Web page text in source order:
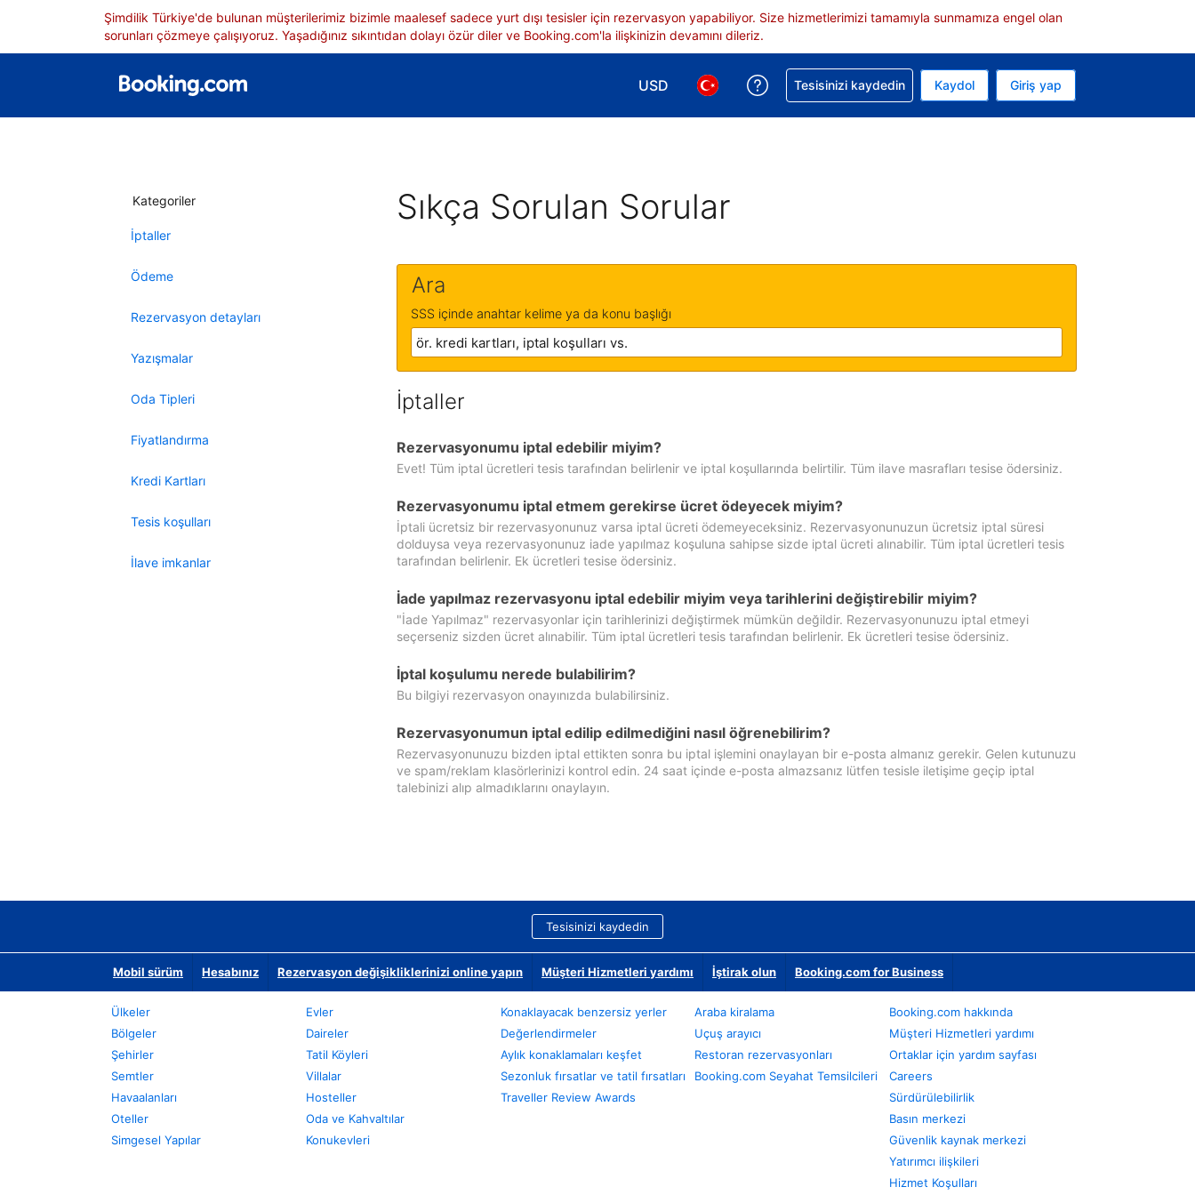
Şimdilik Türkiye'de bulunan müşterilerimiz bizimle maalesef sadece yurt dışı tesisler için rezervasyon yapabiliyor. Size hizmetlerimizi tamamıyla sunmamıza engel olan
sorunları çözmeye çalışıyoruz. Yaşadığınız sıkıntıdan dolayı özür diler ve Booking.com'la ilişkinizin devamını dileriz.
USD
Para birimi seçimi yap. Mevcut para biriminiz ABD doları
Dil seçimi yap. Mevcut diliniz Türkçe
Rezervasyonunuzla ilgili yardım alın
Tesisinizi kaydedin Kaydol Giriş yap
Kategoriler
İptaller
Ödeme
Rezervasyon detayları
Yazışmalar
Oda Tipleri
Fiyatlandırma
Kredi Kartları
Tesis koşulları
İlave imkanlar
Sıkça Sorulan Sorular
Ara
SSS içinde anahtar kelime ya da konu başlığı
İptaller
Rezervasyonumu iptal edebilir miyim?
Evet! Tüm iptal ücretleri tesis tarafından belirlenir ve iptal koşullarında belirtilir. Tüm ilave masrafları tesise ödersiniz.
Rezervasyonumu iptal etmem gerekirse ücret ödeyecek miyim?
İptali ücretsiz bir rezervasyonunuz varsa iptal ücreti ödemeyeceksiniz. Rezervasyonunuzun ücretsiz iptal süresi
dolduysa veya rezervasyonunuz iade yapılmaz koşuluna sahipse sizde iptal ücreti alınabilir. Tüm iptal ücretleri tesis
tarafından belirlenir. Ek ücretleri tesise ödersiniz.
İade yapılmaz rezervasyonu iptal edebilir miyim veya tarihlerini değiştirebilir miyim?
"İade Yapılmaz" rezervasyonlar için tarihlerinizi değiştirmek mümkün değildir. Rezervasyonunuzu iptal etmeyi
seçerseniz sizden ücret alınabilir. Tüm iptal ücretleri tesis tarafından belirlenir. Ek ücretleri tesise ödersiniz.
İptal koşulumu nerede bulabilirim?
Bu bilgiyi rezervasyon onayınızda bulabilirsiniz.
Rezervasyonumun iptal edilip edilmediğini nasıl öğrenebilirim?
Rezervasyonunuzu bizden iptal ettikten sonra bu iptal işlemini onaylayan bir e-posta almanız gerekir. Gelen kutunuzu
ve spam/reklam klasörlerinizi kontrol edin. 24 saat içinde e-posta almazsanız lütfen tesisle iletişime geçip iptal
talebinizi alıp almadıklarını onaylayın.
Tesisinizi kaydedin
Mobil sürüm Hesabınız Rezervasyon değişikliklerinizi online yapın Müşteri Hizmetleri yardımı İştirak olun Booking.com for Business
Ülkeler
Bölgeler
Şehirler
Semtler
Havaalanları
Oteller
Simgesel Yapılar
Evler
Daireler
Tatil Köyleri
Villalar
Hosteller
Oda ve Kahvaltılar
Konukevleri
Konaklayacak benzersiz yerler
Değerlendirmeler
Aylık konaklamaları keşfet
Sezonluk fırsatlar ve tatil fırsatları
Traveller Review Awards
Araba kiralama
Uçuş arayıcı
Restoran rezervasyonları
Booking.com Seyahat Temsilcileri
Booking.com hakkında
Müşteri Hizmetleri yardımı
Ortaklar için yardım sayfası
Careers
Sürdürülebilirlik
Basın merkezi
Güvenlik kaynak merkezi
Yatırımcı ilişkileri
Hizmet Koşulları